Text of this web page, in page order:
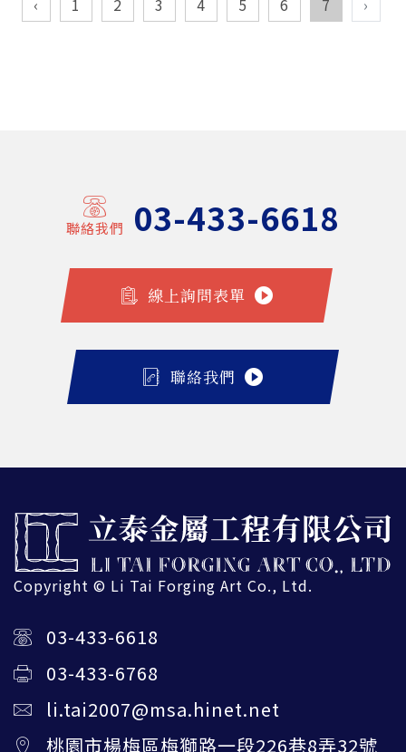
聯絡我們 03-433-6618
線上詢問表單
聯絡我們
Copyright © Li Tai Forging Art Co., Ltd.
03-433-6618
03-433-6768
li.tai2007@msa.hinet.net
桃園市楊梅區梅獅路一段226巷8弄32號